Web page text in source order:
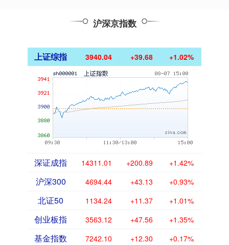
沪深京指数
上证综指 3940.04 +39.68 +1.02%
深证成指 14311.01 +200.89 +1.42%
沪深300 4694.44 +43.13 +0.93%
北证50 1134.24 +11.37 +1.01%
创业板指 3563.12 +47.56 +1.35%
基金指数 7242.10 +12.30 +0.17%